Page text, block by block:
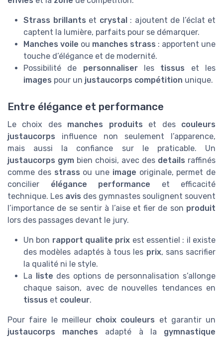
Strass brillants et crystal: ajoutent de l’éclat et
captent la lumière, parfaits pour se démarquer.
Manches voile ou manches strass : apportent une
touche d’élégance et de modernité.
Possibilité de personnaliserles tissus et les
images pour un justaucorps compétition unique.
Entre élégance et performance
Le choix des manches produits et des couleurs
justaucorps influence non seulement l’apparence,
mais aussi la confiance sur le praticable. Un
justaucorps gym bien choisi, avec des details raffinés
comme des strass ou une image originale, permet de
concilier élégance performance et efficacité
technique. Les avis des gymnastes soulignent souvent
l’importance de se sentir à l’aise et fier de son produit
lors des passages devant le jury.
Un bon rapport qualite prix est essentiel : il existe
des modèles adaptés à tous les prix, sans sacrifier
la qualité ni le style.
La liste des options de personnalisation s’allonge
chaque saison, avec de nouvelles tendances en
tissus et couleur.
Pour faire le meilleur choix couleurs et garantir un
justaucorps manches adapté à la gymnastique